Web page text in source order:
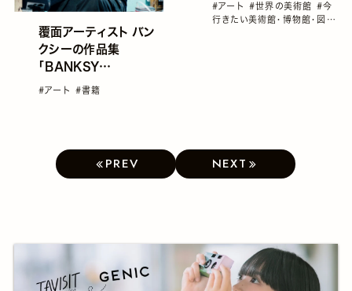
覆面アーティスト バン
クシーの作品集
「BANKSY
CAPTURED」第２弾
#アート #書籍
#アート #世界の美術館 #今
行きたい美術館・博物館・図書